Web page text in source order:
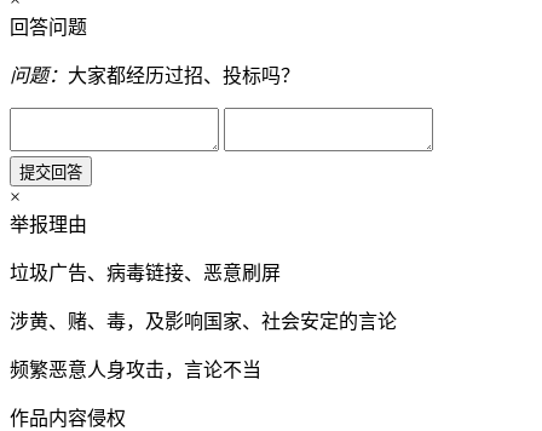
回答问题
问题： 大家都经历过招、投标吗？
提交回答
×
举报理由
垃圾广告、病毒链接、恶意刷屏
涉黄、赌、毒，及影响国家、社会安定的言论
频繁恶意人身攻击，言论不当
作品内容侵权